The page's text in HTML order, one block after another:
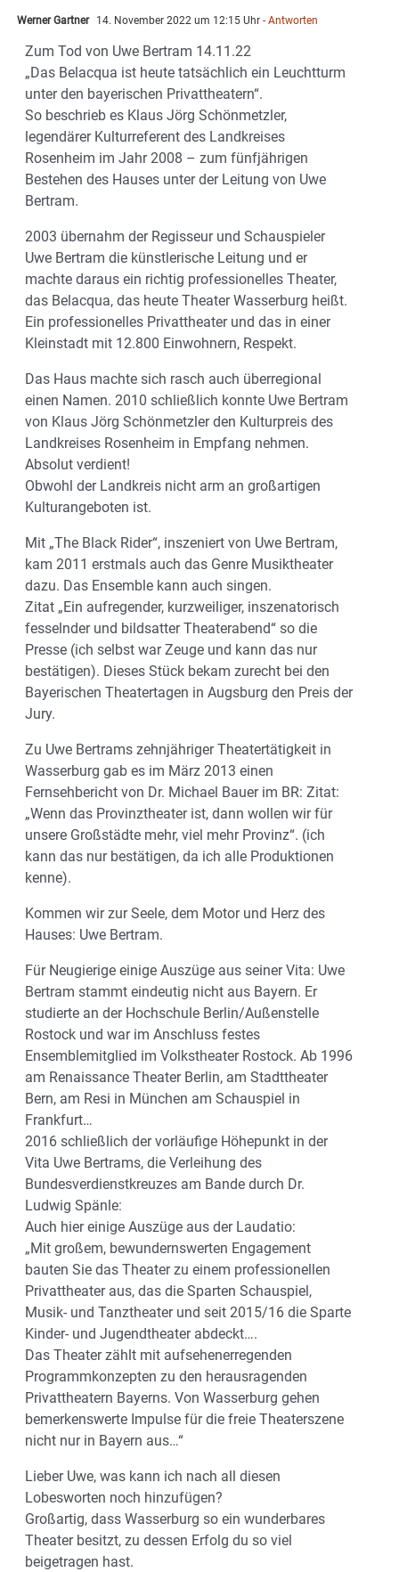
Werner Gartner 14. November 2022 um 12:15 Uhr - Antworten
Zum Tod von Uwe Bertram 14.11.22
„Das Belacqua ist heute tatsächlich ein Leuchtturm
unter den bayerischen Privattheatern“.
So beschrieb es Klaus Jörg Schönmetzler,
legendärer Kulturreferent des Landkreises
Rosenheim im Jahr 2008 – zum fünfjährigen
Bestehen des Hauses unter der Leitung von Uwe
Bertram.
2003 übernahm der Regisseur und Schauspieler
Uwe Bertram die künstlerische Leitung und er
machte daraus ein richtig professionelles Theater,
das Belacqua, das heute Theater Wasserburg heißt.
Ein professionelles Privattheater und das in einer
Kleinstadt mit 12.800 Einwohnern, Respekt.
Das Haus machte sich rasch auch überregional
einen Namen. 2010 schließlich konnte Uwe Bertram
von Klaus Jörg Schönmetzler den Kulturpreis des
Landkreises Rosenheim in Empfang nehmen.
Absolut verdient!
Obwohl der Landkreis nicht arm an großartigen
Kulturangeboten ist.
Mit „The Black Rider“, inszeniert von Uwe Bertram,
kam 2011 erstmals auch das Genre Musiktheater
dazu. Das Ensemble kann auch singen.
Zitat „Ein aufregender, kurzweiliger, inszenatorisch
fesselnder und bildsatter Theaterabend“ so die
Presse (ich selbst war Zeuge und kann das nur
bestätigen). Dieses Stück bekam zurecht bei den
Bayerischen Theatertagen in Augsburg den Preis der
Jury.
Zu Uwe Bertrams zehnjähriger Theatertätigkeit in
Wasserburg gab es im März 2013 einen
Fernsehbericht von Dr. Michael Bauer im BR: Zitat:
„Wenn das Provinztheater ist, dann wollen wir für
unsere Großstädte mehr, viel mehr Provinz“. (ich
kann das nur bestätigen, da ich alle Produktionen
kenne).
Kommen wir zur Seele, dem Motor und Herz des
Hauses: Uwe Bertram.
Für Neugierige einige Auszüge aus seiner Vita: Uwe
Bertram stammt eindeutig nicht aus Bayern. Er
studierte an der Hochschule Berlin/Außenstelle
Rostock und war im Anschluss festes
Ensemblemitglied im Volkstheater Rostock. Ab 1996
am Renaissance Theater Berlin, am Stadttheater
Bern, am Resi in München am Schauspiel in
Frankfurt…
2016 schließlich der vorläufige Höhepunkt in der
Vita Uwe Bertrams, die Verleihung des
Bundesverdienstkreuzes am Bande durch Dr.
Ludwig Spänle:
Auch hier einige Auszüge aus der Laudatio:
„Mit großem, bewundernswerten Engagement
bauten Sie das Theater zu einem professionellen
Privattheater aus, das die Sparten Schauspiel,
Musik- und Tanztheater und seit 2015/16 die Sparte
Kinder- und Jugendtheater abdeckt….
Das Theater zählt mit aufsehenerregenden
Programmkonzepten zu den herausragenden
Privattheatern Bayerns. Von Wasserburg gehen
bemerkenswerte Impulse für die freie Theaterszene
nicht nur in Bayern aus…“
Lieber Uwe, was kann ich nach all diesen
Lobesworten noch hinzufügen?
Großartig, dass Wasserburg so ein wunderbares
Theater besitzt, zu dessen Erfolg du so viel
beigetragen hast.